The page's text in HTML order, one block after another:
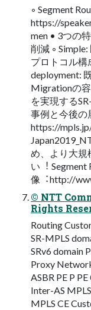
◦ Segment
https://
men • 3つの
削減 ◦
プロトコル構
deployment:
Migrationの
を実現する
事例と今後の
https://
め、より⼤規
い︕ Segment
像︓http://
© NTT
Rights
Routing
SR-MPLS
SRv6 domain
Proxy
ASBR PE P
Inter-AS
MPLS CE